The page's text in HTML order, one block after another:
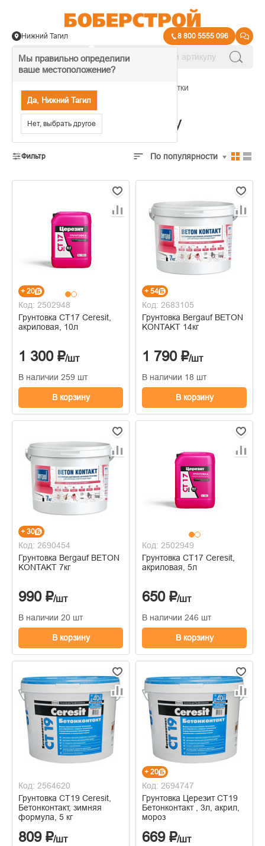
Мы правильно определили
ваше местоположение?
Да, Нижний Тагил
Нет, выбрать другое
Нижний Тагил 8 800 5555 096
Клеи и средства для укладки плитки
Грунтовки под плитку
Фильтр По популярности
+ 20
Код: 2502948
Грунтовка СТ17 Ceresit,
акриловая, 10л
1 300 ₽/шт
В наличии 259 шт
В корзину
+ 54
Код: 2683105
Грунтовка Bergauf BETON
KONTAKT 14кг
1 790 ₽/шт
В наличии 18 шт
В корзину
+ 30
Код: 2690454
Грунтовка Bergauf BETON
KONTAKT 7кг
990 ₽/шт
В наличии 20 шт
В корзину
Код: 2502949
Грунтовка СТ17 Ceresit,
акриловая, 5л
650 ₽/шт
В наличии 246 шт
В корзину
Код: 2564620
Грунтовка СТ19 Ceresit,
Бетонконтакт, зимняя
формула, 5 кг
809 ₽/шт
+ 20
Код: 2694747
Грунтовка Церезит СТ19
Бетонконтакт , 3л, акрил,
мороз
669 ₽/шт